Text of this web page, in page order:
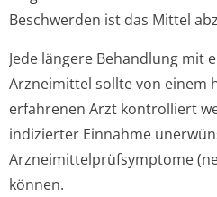
Beschwerden ist das Mittel
Jede längere Behandlung mit
Arzneimittel sollte von einem
erfahrenen Arzt kontrolliert
indizierter Einnahme
Arzneimittelprüfsym­ptome
können.